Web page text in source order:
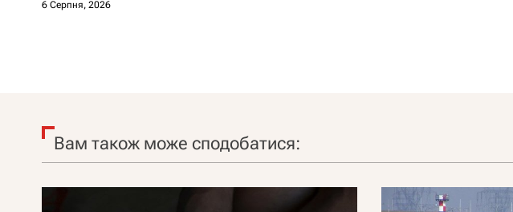
6 Серпня, 2026
Вам також може сподобатися: